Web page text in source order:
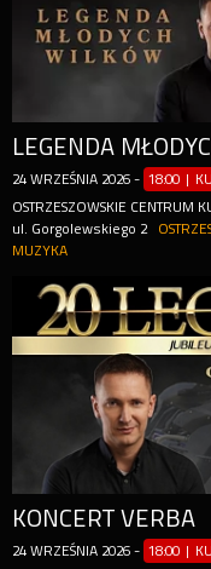
24 WRZEŚNIA 2026 - 18:00 |
OSTRZESZOWSKIE CENTRUM
ul. Gorgolewskiego 2
MUZYKA
KONCERT VERBA
24 WRZEŚNIA 2026 - 18:00 |